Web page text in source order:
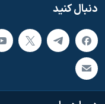
دنبال کنید